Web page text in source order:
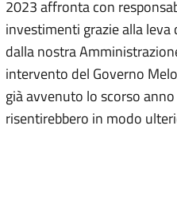
2023 affronta con
investimenti grazie alla leva
dalla nostra
intervento del Governo
già avvenuto lo scorso
risentirebbero in modo